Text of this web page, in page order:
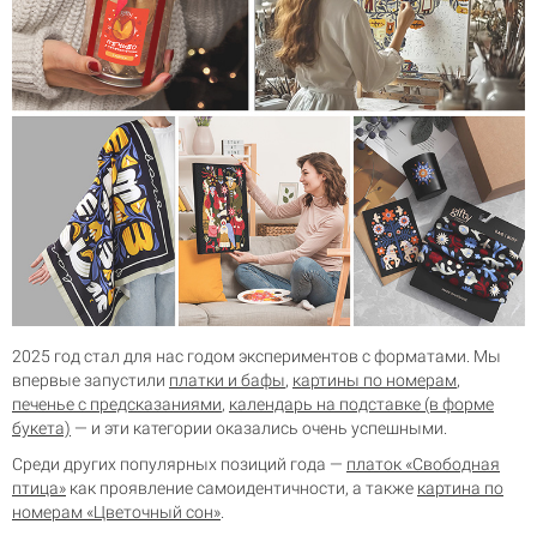
2025 год стал для нас годом экспериментов с форматами. Мы
впервые запустили платки и бафы, картины по номерам,
печенье с предсказаниями, календарь на подставке (в форме
букета) — и эти категории оказались очень успешными.
Среди других популярных позиций года — платок «Свободная
птица» как проявление самоидентичности, а также картина по
номерам «Цветочный сон»